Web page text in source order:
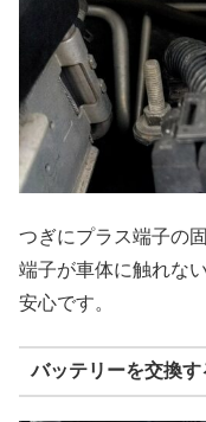
つぎにプラス端子の
端子が車体に触れな
安心です。
バッテリーを交換す